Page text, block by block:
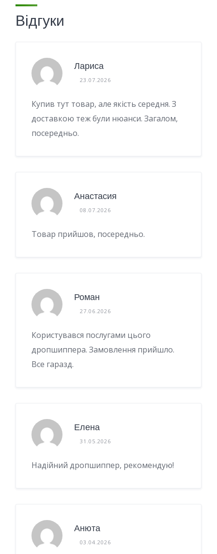
Відгуки
Лариса
23.07.2026
Купив тут товар, але якість середня. З
доставкою теж були нюанси. Загалом,
посередньо.
Анастасия
08.07.2026
Товар прийшов, посередньо.
Роман
27.06.2026
Користувався послугами цього
дропшиппера. Замовлення прийшло.
Все гаразд.
Елена
31.05.2026
Надійний дропшиппер, рекомендую!
Анюта
03.04.2026